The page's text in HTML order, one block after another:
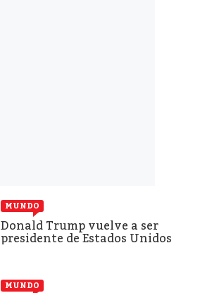
MUNDO
Donald Trump vuelve a ser
presidente de Estados Unidos
MUNDO